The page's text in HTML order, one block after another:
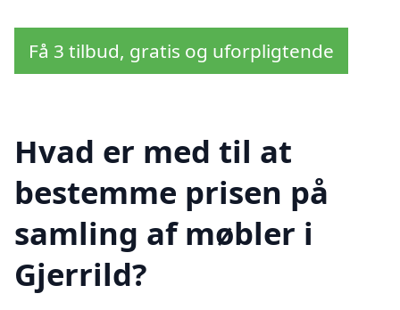
Få 3 tilbud, gratis og uforpligtende
Hvad er med til at
bestemme prisen på
samling af møbler i
Gjerrild?